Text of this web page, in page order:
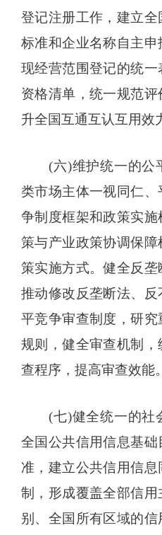
登记注册工作，建立
标准和企业名称自主
现经营范围登记的统
资格清单，统一规范
升全国互通互认互用效
(六)维护统一的公
类市场主体一视同仁
争制度框架和政策实
策与产业政策协调保
策实施方式。健全反
推动修改反垄断法、
平竞争审查制度，研
规则，健全审查机制
查程序，提高审查效能。
(七)健全统一的社
全国公共信用信息基
准，建立公共信用信
制，形成覆盖全部信
别、全国所有区域的